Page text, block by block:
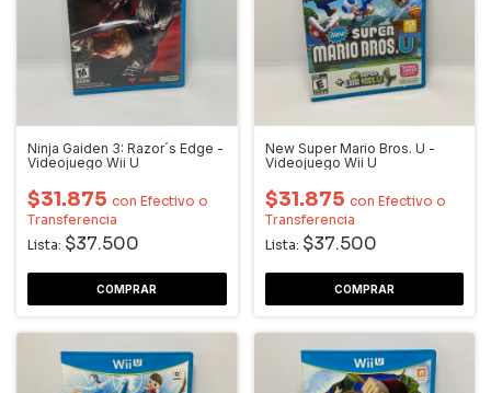
Ninja Gaiden 3: Razor´s Edge -
Videojuego Wii U
$31.875 con Efectivo o
Transferencia
Lista: $37.500
New Super Mario Bros. U -
Videojuego Wii U
$31.875 con Efectivo o
Transferencia
Lista: $37.500